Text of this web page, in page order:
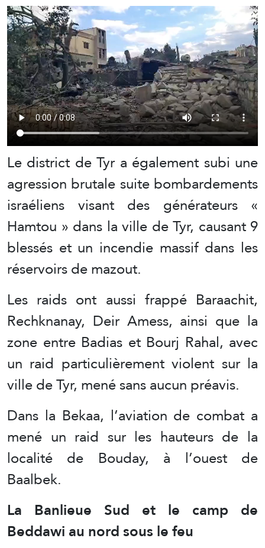
Le district de Tyr a également subi une
agression brutale suite bombardements
israéliens visant des générateurs «
Hamtou » dans la ville de Tyr, causant 9
blessés et un incendie massif dans les
réservoirs de mazout.
Les raids ont aussi frappé Baraachit,
Rechknanay, Deir Amess, ainsi que la
zone entre Badias et Bourj Rahal, avec
un raid particulièrement violent sur la
ville de Tyr, mené sans aucun préavis.
Dans la Bekaa, l’aviation de combat a
mené un raid sur les hauteurs de la
localité de Bouday, à l’ouest de
Baalbek.
La Banlieue Sud et le camp de
Beddawi au nord sous le feu